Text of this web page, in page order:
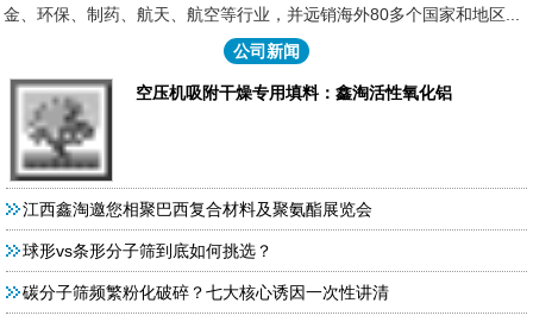
金、环保、制药、航天、航空等行业，并远销海外80多个国家和地区...
公司新闻
空压机吸附干燥专用填料：鑫淘活性氧化铝
江西鑫淘邀您相聚巴西复合材料及聚氨酯展览会
球形vs条形分子筛到底如何挑选？
碳分子筛频繁粉化破碎？七大核心诱因一次性讲清